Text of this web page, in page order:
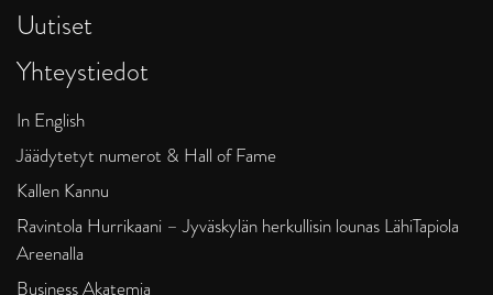
Uutiset
Yhteystiedot
In English
Jäädytetyt numerot & Hall of Fame
Kallen Kannu
Ravintola Hurrikaani – Jyväskylän herkullisin lounas LähiTapiola
Areenalla
Business Akatemia